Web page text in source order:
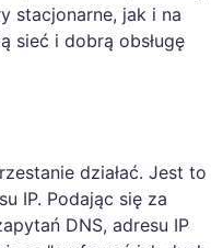
stacjonarne, jak i na
sieć i dobrą obsługę
działać. Jest to
IP. Podając się za
DNS, adresu IP